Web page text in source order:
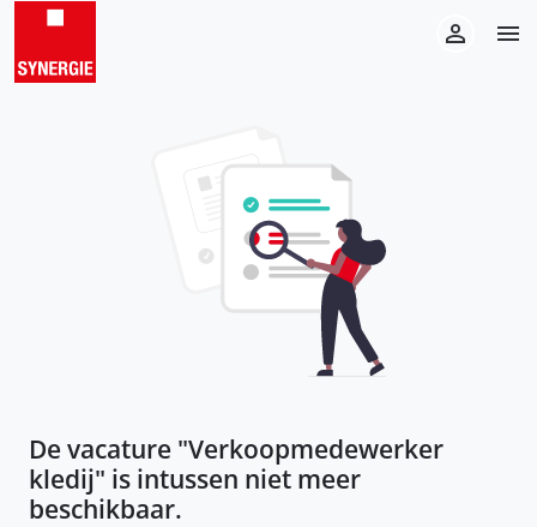
De vacature "Verkoopmedewerker
kledij" is intussen niet meer
beschikbaar.